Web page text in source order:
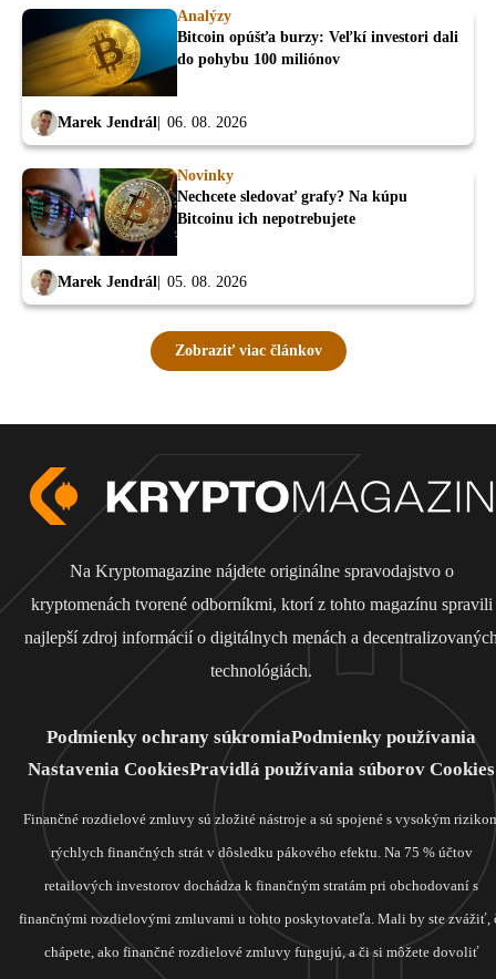
Analýzy
Bitcoin opúšťa burzy: Veľkí investori dali
do pohybu 100 miliónov
Marek Jendrál 06. 08. 2026
Novinky
Nechcete sledovať grafy? Na kúpu
Bitcoinu ich nepotrebujete
Marek Jendrál 05. 08. 2026
Zobraziť viac článkov
Na Kryptomagazine nájdete originálne spravodajstvo o
kryptomenách tvorené odborníkmi, ktorí z tohto magazínu spravili
najlepší zdroj informácií o digitálnych menách a
technológiách.
Podmienky ochrany súkromiaPodmienky používania
Nastavenia CookiesPravidlá používania súborov Cookies
Finančné rozdielové zmluvy sú zložité nástroje a sú spojené s vysokým
rýchlych finančných strát v dôsledku pákového efektu. Na 75 % účtov
retailových investorov dochádza k finančným stratám pri obchodovaní s
finančnými rozdielovými zmluvami u tohto poskytovateľa. Mali by ste zvážiť,
chápete, ako finančné rozdielové zmluvy fungujú, a či si môžete dovoliť